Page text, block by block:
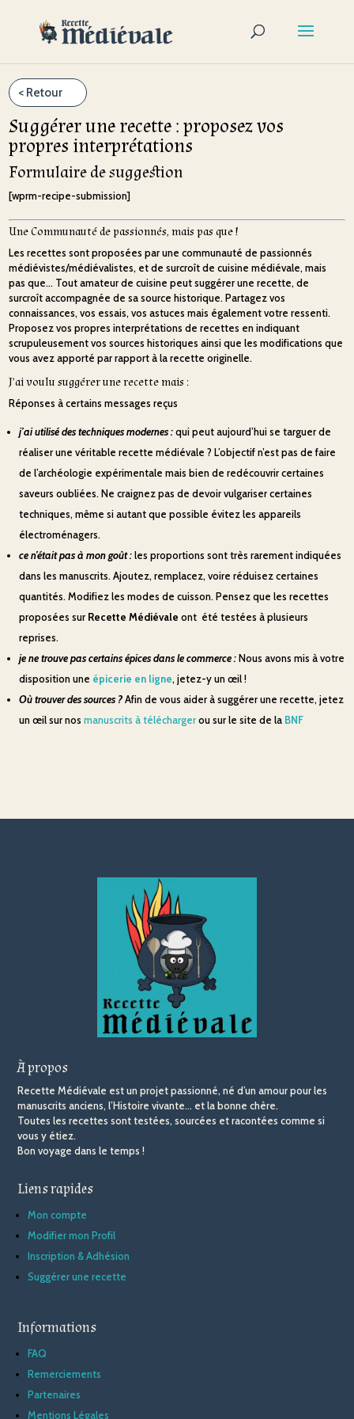
Suggérer une recette : proposez vos
propres interprétations
Formulaire de suggestion
[wprm-recipe-submission]
Une Communauté de passionnés, mais pas que !
Les recettes sont proposées par une communauté de passionnés
médiévistes/médiévalistes, et de surcroît de cuisine médiévale, mais
pas que… Tout amateur de cuisine peut suggérer une recette, de
surcroît accompagnée de sa source historique. Partagez vos
connaissances, vos essais, vos astuces mais également votre ressenti.
Proposez vos propres interprétations de recettes en indiquant
scrupuleusement vos sources historiques ainsi que les modifications que
vous avez apporté par rapport à la recette originelle.
J’ai voulu suggérer une recette mais :
Réponses à certains messages reçus
j’ai utilisé des techniques modernes :qui peut aujourd’hui se targuer de
réaliser une véritable recette médiévale ? L’objectif n’est pas de faire
de l’archéologie expérimentale mais bien de redécouvrir certaines
saveurs oubliées. Ne craignez pas de devoir vulgariser certaines
techniques, même si autant que possible évitez les appareils
électroménagers.
ce n’était pas à mon goût :les proportions sont très rarement indiquées
dans les manuscrits. Ajoutez, remplacez, voire réduisez certaines
quantités. Modifiez les modes de cuisson. Pensez que les recettes
proposées sur Recette Médiévale ont été testées à plusieurs
reprises.
je ne trouve pas certains épices dans le commerce :Nous avons mis à votre
disposition une épicerie en ligne, jetez-y un œil !
Où trouver des sources ?Afin de vous aider à suggérer une recette, jetez
un œil sur nosmanuscrits à téléchargerou sur le site de la BNF
À propos
Recette Médiévale est un projet passionné, né d’un amour pour les
manuscrits anciens, l’Histoire vivante… et la bonne chère.
Toutes les recettes sont testées, sourcées et racontées comme si
vous y étiez.
Bon voyage dans le temps !
Liens rapides
Mon compte
Modifier mon Profil
Inscription & Adhésion
Suggérer une recette
Informations
FAQ
Remerciements
Partenaires
Mentions Légales